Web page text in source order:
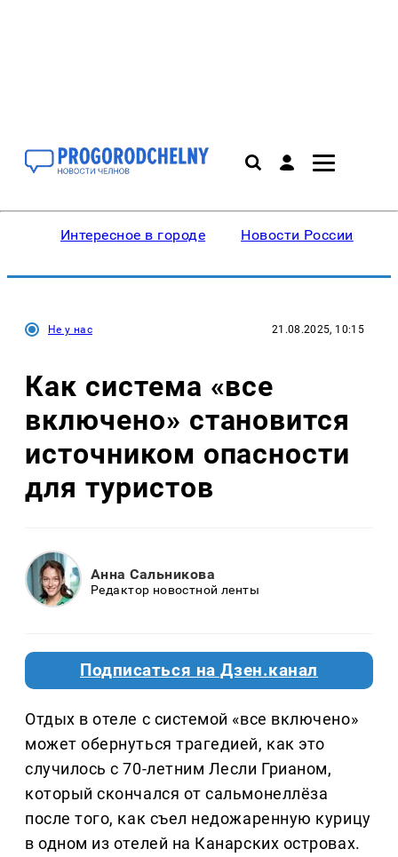
Интересное в городе Новости России
Не у нас 21.08.2025, 10:15
Как система «все
включено» становится
источником опасности
для туристов
Анна Сальникова
Редактор новостной ленты
Подписаться на Дзен.канал
Отдых в отеле с системой «все включено»
может обернуться трагедией, как это
случилось с 70-летним Лесли Грианом,
который скончался от сальмонеллёза
после того, как съел недожаренную курицу
в одном из отелей на Канарских островах.